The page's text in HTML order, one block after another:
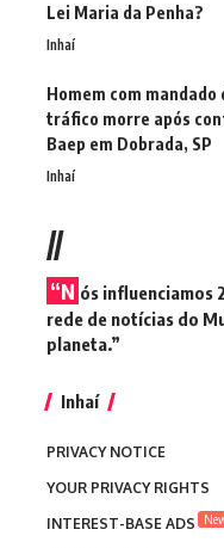
Lei Maria da Penha?
Inhaí
Homem com mandado
tráfico morre após
Baep em Dobrada, SP
Inhaí
//
“N ós influenciamos
rede de notícias do
planeta.”
Inhaí
PRIVACY NOTICE
YOUR PRIVACY RIGHTS
INTEREST-BASE ADS